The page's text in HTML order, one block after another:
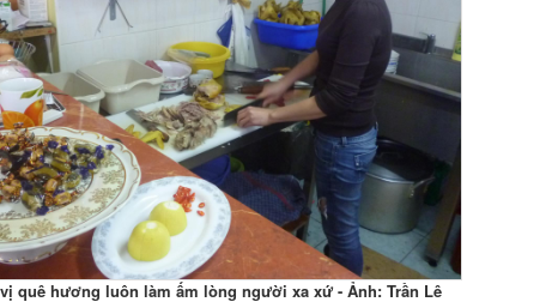
quê hương luôn làm ấm lòng người xa xứ - Ảnh: Trần Lê